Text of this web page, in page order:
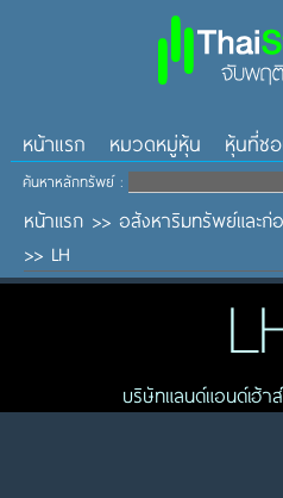
หน้าแรก หมวดหมู่หุ้น หุ้นที่ช
ค้นหาหลักทรัพย์ :
หน้าแรก >> อสังหาริมทรัพย์และก่
>> LH
บริษัทแลนด์แอนด์เฮ้